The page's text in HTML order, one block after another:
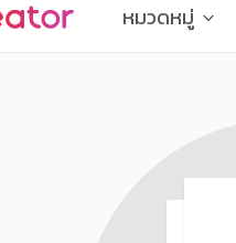
หมวดหมู่